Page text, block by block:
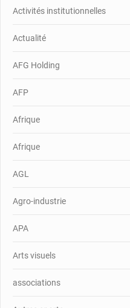
Activités institutionnelles
Actualité
AFG Holding
AFP
Afrique
Afrique
AGL
Agro-industrie
APA
Arts visuels
associations